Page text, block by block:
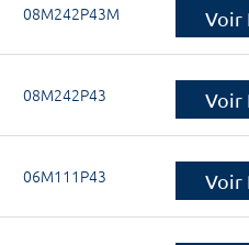
08M242P43M Voir
08M242P43 Voir
06M111P43 Voir